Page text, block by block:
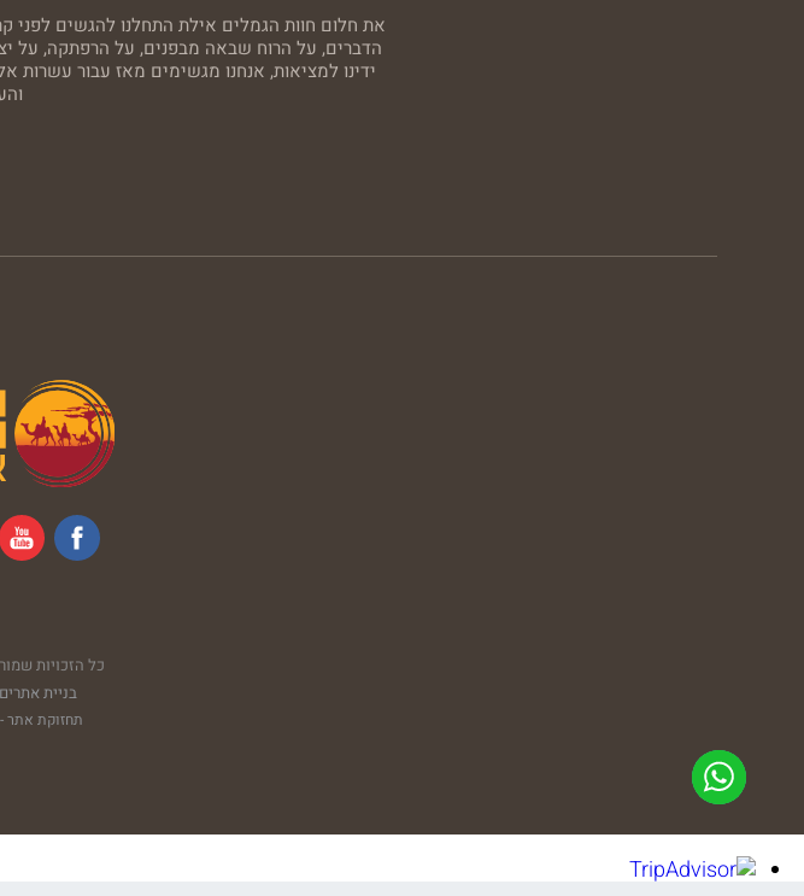
את חלום חוות הגמלים אילת התחלנו להגשים
הדברים, על הרוח שבאה מבפנים, על הרפתקה, על
ידינו למציאות, אנחנו מגשימים מאז עבור
כל הזכויות
בניית אתרים imark image
תחזוקת אתר